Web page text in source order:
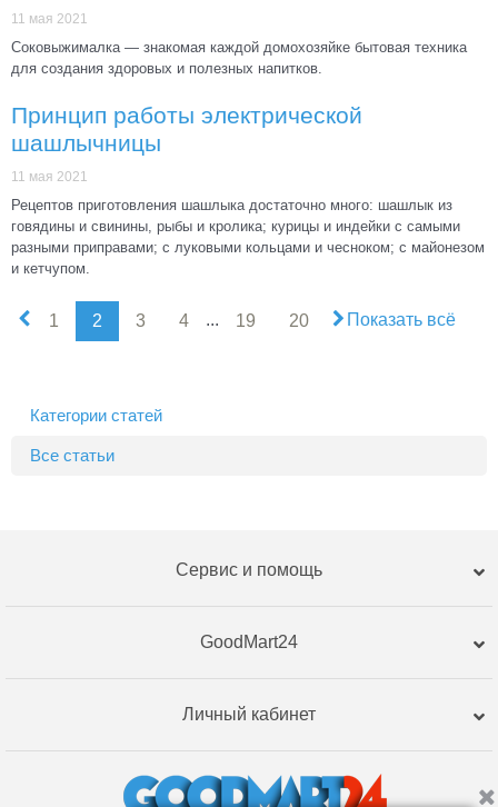
11 мая 2021
Соковыжималка — знакомая каждой домохозяйке бытовая техника
для создания здоровых и полезных напитков.
Принцип работы электрической
шашлычницы
11 мая 2021
Рецептов приготовления шашлыка достаточно много: шашлык из
говядины и свинины, рыбы и кролика; курицы и индейки с самыми
разными приправами; с луковыми кольцами и чесноком; с майонезом
и кетчупом.
1 2 3 4 ... 19 20 Показать всё
Категории статей
Все статьи
Сервис и помощь
GoodMart24
Личный кабинет